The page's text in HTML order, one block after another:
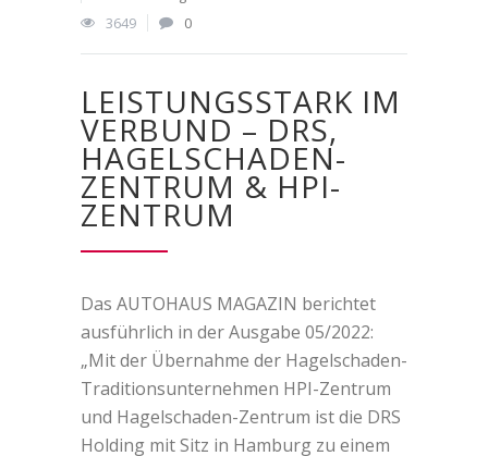
3649
0
LEISTUNGSSTARK IM
VERBUND – DRS,
HAGELSCHADEN-
ZENTRUM & HPI-
ZENTRUM
Das AUTOHAUS MAGAZIN berichtet
ausführlich in der Ausgabe 05/2022:
„Mit der Übernahme der Hagelschaden-
Traditionsunternehmen HPI-Zentrum
und Hagelschaden-Zentrum ist die DRS
Holding mit Sitz in Hamburg zu einem